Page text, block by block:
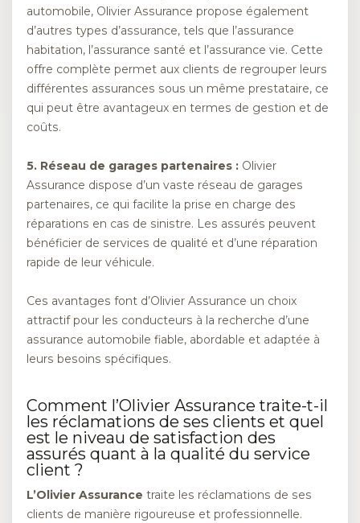
automobile, Olivier Assurance propose également
d’autres types d’assurance, tels que l’assurance
habitation, l’assurance santé et l’assurance vie. Cette
offre complète permet aux clients de regrouper leurs
différentes assurances sous un même prestataire, ce
qui peut être avantageux en termes de gestion et de
coûts.
5. Réseau de garages partenaires : Olivier
Assurance dispose d’un vaste réseau de garages
partenaires, ce qui facilite la prise en charge des
réparations en cas de sinistre. Les assurés peuvent
bénéficier de services de qualité et d’une réparation
rapide de leur véhicule.
Ces avantages font d’Olivier Assurance un choix
attractif pour les conducteurs à la recherche d’une
assurance automobile fiable, abordable et adaptée à
leurs besoins spécifiques.
Comment l’Olivier Assurance traite-t-il
les réclamations de ses clients et quel
est le niveau de satisfaction des
assurés quant à la qualité du service
client ?
L’Olivier Assurance traite les réclamations de ses
clients de manière rigoureuse et professionnelle.